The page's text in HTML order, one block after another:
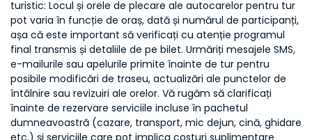
turistic: Locul și orele de plecare ale autocarelor pentru tur
pot varia în funcție de oraș, dată și numărul de participanți,
așa că este important să verificați cu atenție programul
final transmis și detaliile de pe bilet. Urmăriți mesajele SMS,
e-mailurile sau apelurile primite înainte de tur pentru
posibile modificări de traseu, actualizări ale punctelor de
întâlnire sau revizuiri ale orelor. Vă rugăm să clarificați
înainte de rezervare serviciile incluse în pachetul
dumneavoastră (cazare, transport, mic dejun, cină, ghidare
etc.) și serviciile care pot implica costuri suplimentare